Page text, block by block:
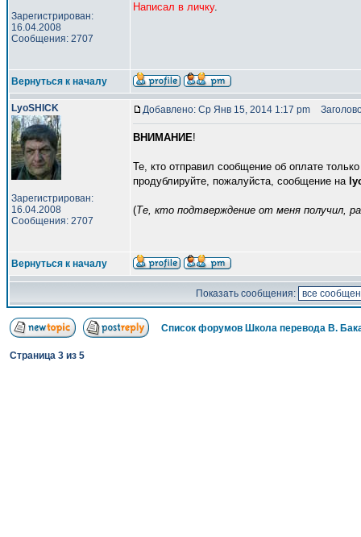
Зарегистрирован:
16.04.2008
Сообщения: 2707
Написал в личку.
Вернуться к началу
LyoSHICK
Зарегистрирован:
16.04.2008
Сообщения: 2707
Добавлено: Ср Янв 15, 2014 1:17 pm
ВНИМАНИЕ!
Те, кто отправил сообщение об оплате
продублируйте, пожалуйста, сообщение на
(Те, кто подтверждение от меня получил,
Вернуться к началу
Показать сообщения:
Список форумов Школа перевода В.
Страница 3 из 5